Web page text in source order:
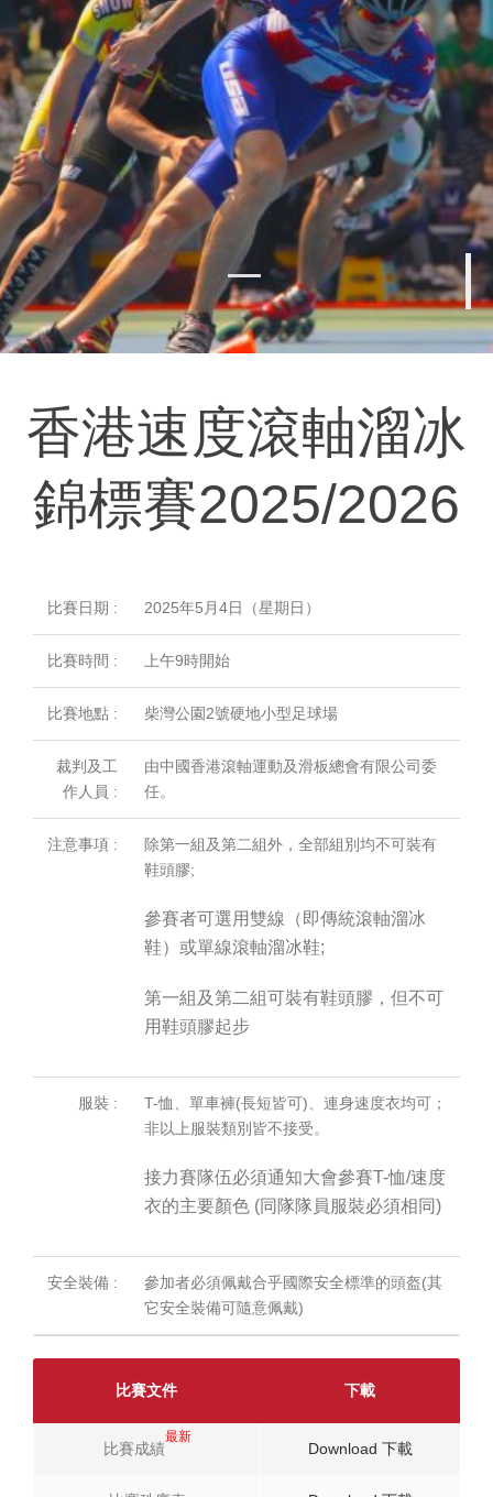
香港速度滾軸溜冰
錦標賽2025/2026
比賽日期 : 2025年5月4日（星期日）
比賽時間 : 上午9時開始
比賽地點 : 柴灣公園2號硬地小型足球場
裁判及工
作人員 :
由中國香港滾軸運動及滑板總會有限公司委
任。
注意事項 :
除第一組及第二組外，全部組別均不可裝有
鞋頭膠;
參賽者可選用雙線（即傳統滾軸溜冰
鞋）或單線滾軸溜冰鞋;
第一組及第二組可裝有鞋頭膠，但不可
用鞋頭膠起步
服裝 :
T-恤、單車褲(長短皆可)、連身速度衣均可；
非以上服裝類別皆不接受。
接力賽隊伍必須通知大會參賽T-恤/速度
衣的主要顏色 (同隊隊員服裝必須相同)
安全裝備 :
參加者必須佩戴合乎國際安全標準的頭盔(其
它安全裝備可隨意佩戴)
比賽文件 下載
比賽成績
最新
Download 下載